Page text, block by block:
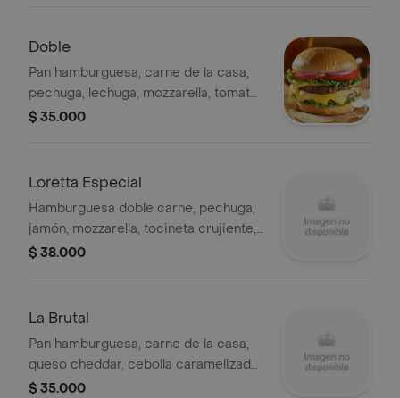
Doble
Pan hamburguesa, carne de la casa,
pechuga, lechuga, mozzarella, tomate,
cebolla caramelizada, tártara, queso
$ 35.000
Loretta Especial
Hamburguesa doble carne, pechuga,
jamón, mozzarella, tocineta crujiente,
papas francesas, queso costeño,
$ 38.000
La Brutal
Pan hamburguesa, carne de la casa,
queso cheddar, cebolla caramelizada,
Flameada.
$ 35.000